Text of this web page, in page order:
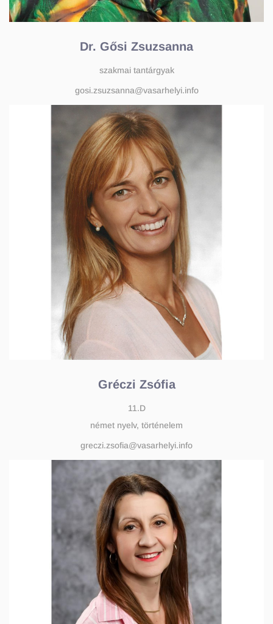
Dr. Gősi Zsuzsanna
szakmai tantárgyak
gosi.zsuzsanna@vasarhelyi.info
Gréczi Zsófia
11.D
német nyelv, történelem
greczi.zsofia@vasarhelyi.info